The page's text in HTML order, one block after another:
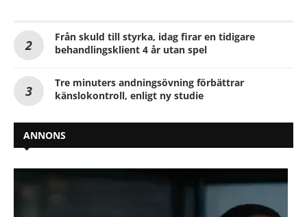
Från skuld till styrka, idag firar en tidigare
behandlingsklient 4 år utan spel
Tre minuters andningsövning förbättrar
känslokontroll, enligt ny studie
ANNONS